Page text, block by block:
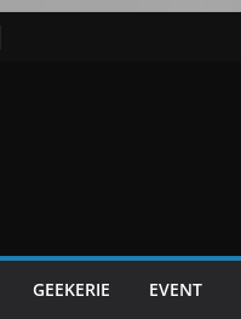
GEEKERIE EVENT